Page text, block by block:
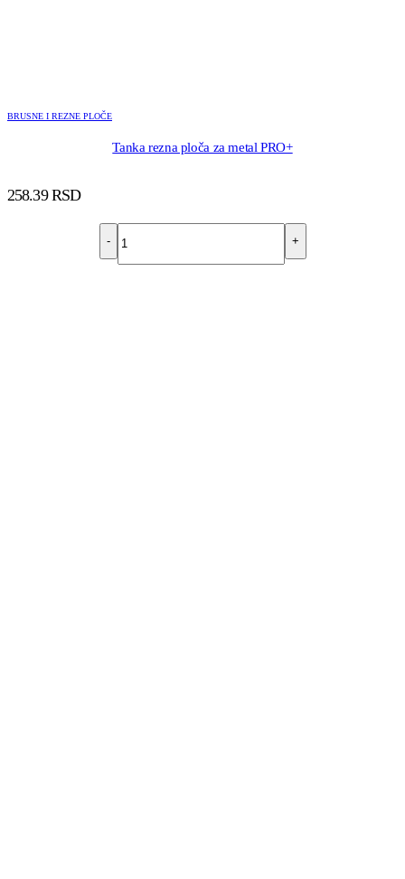
BRUSNE I REZNE PLOČE
Tanka rezna ploča za metal PRO+
258.39RSD
- +